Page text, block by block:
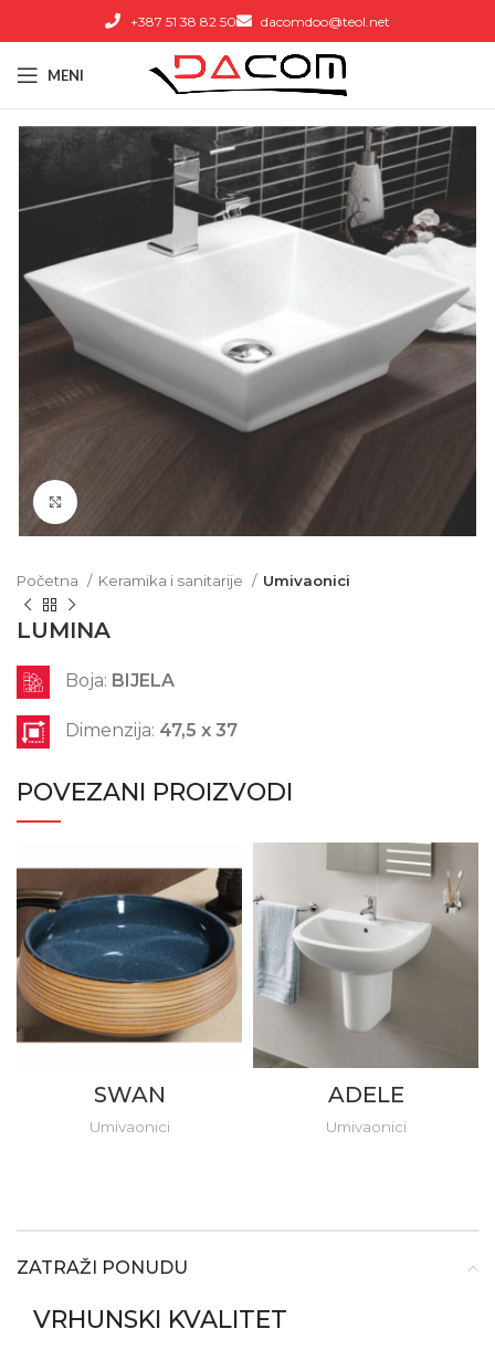
+387 51 38 82 50 dacomdoo@teol.net
MENI
Početna Keramika i sanitarije Umivaonici
LUMINA
Boja: BIJELA
Dimenzija: 47,5 x 37
POVEZANI PROIZVODI
SWAN
Umivaonici
ADELE
Umivaonici
ZATRAŽI PONUDU
VRHUNSKI KVALITET